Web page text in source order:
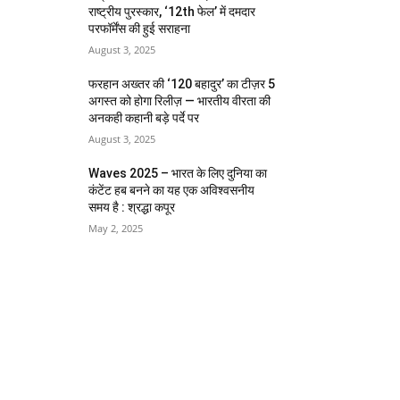
राष्ट्रीय पुरस्कार, ‘12th फेल’ में दमदार
परफॉर्मेंस की हुई सराहना
August 3, 2025
फरहान अख्तर की ‘120 बहादुर’ का टीज़र 5
अगस्त को होगा रिलीज़ — भारतीय वीरता की
अनकही कहानी बड़े पर्दे पर
August 3, 2025
Waves 2025 – भारत के लिए दुनिया का
कंटेंट हब बनने का यह एक अविश्वसनीय
समय है : श्रद्धा कपूर
May 2, 2025